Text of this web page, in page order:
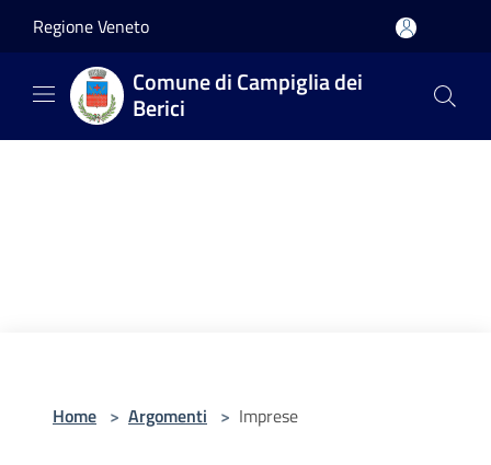
Regione Veneto
Comune di Campiglia dei
Berici
Home > Argomenti > Imprese